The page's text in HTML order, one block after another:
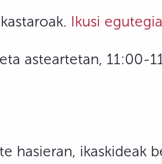
Ikusi
asteartetan, 11:00-
hasieran, ikaskideak